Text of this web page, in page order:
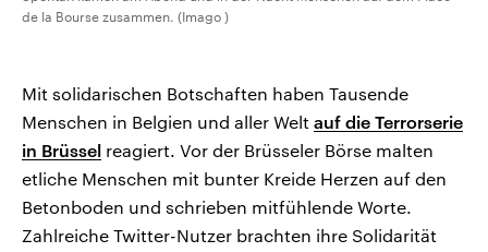
de la Bourse zusammen. (Imago )
Mit solidarischen Botschaften haben Tausende
Menschen in Belgien und aller Welt auf die Terrorserie
in Brüssel reagiert. Vor der Brüsseler Börse malten
etliche Menschen mit bunter Kreide Herzen auf den
Betonboden und schrieben mitfühlende Worte.
Zahlreiche Twitter-Nutzer brachten ihre Solidarität